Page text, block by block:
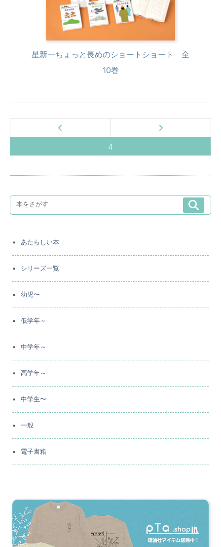
星新一ちょっと長めのショートショート 全
10巻
4
あたらしい本
シリーズ一覧
幼児〜
低学年～
中学年～
高学年～
中学生〜
一般
電子書籍